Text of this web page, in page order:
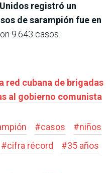
registró un
de sarampión fue en
9.643 casos.
red cubana de brigadas
al gobierno comunista
#casos #niños
#cifra récord #35 años